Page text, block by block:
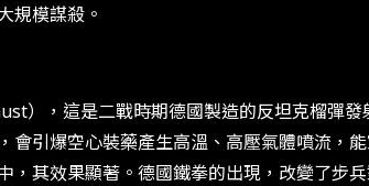
規模謀殺。
），這是二戰時期德國製造的反坦克榴彈
會引爆空心裝藥產生高溫、高壓氣體噴流，
其效果顯著。德國鐵拳的出現，改變了步